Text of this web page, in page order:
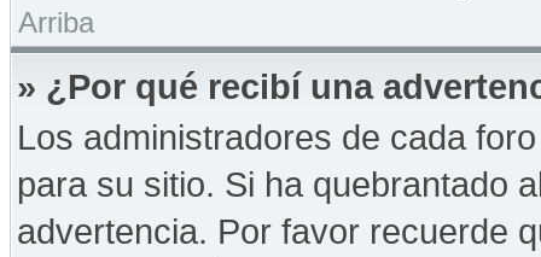
Arriba
» ¿Por qué recibí una
Los administradores de cada
para su sitio. Si ha quebrantado
advertencia. Por favor recuerde